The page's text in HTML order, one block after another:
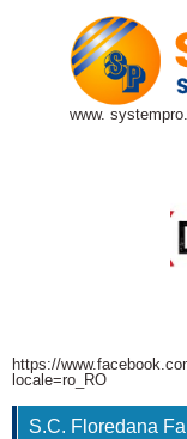
www.
https://
locale=ro_RO
S.C. Floredana